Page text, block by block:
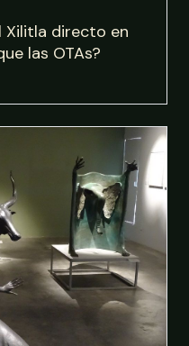
Xilitla directo en
las OTAs?